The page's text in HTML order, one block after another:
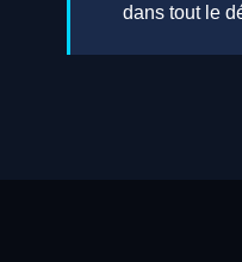
dans tout le